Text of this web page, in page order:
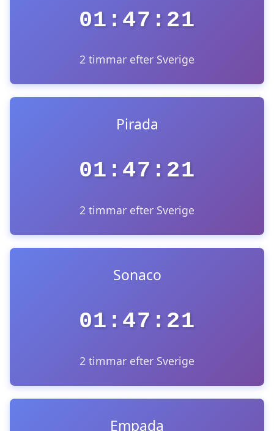
01:47:21
2 timmar efter Sverige
Pirada
01:47:21
2 timmar efter Sverige
Sonaco
01:47:21
2 timmar efter Sverige
Empada